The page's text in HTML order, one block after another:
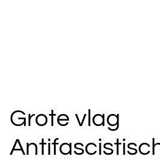
Grote vlag